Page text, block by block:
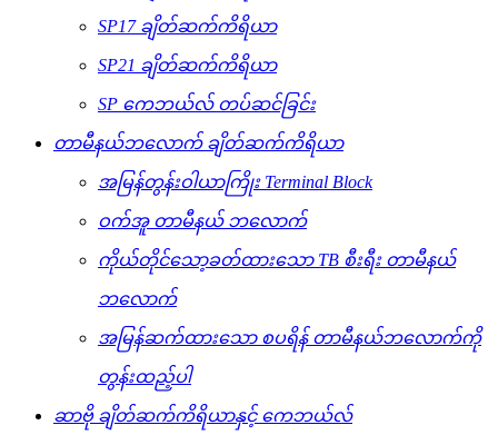
SP17 ချိတ်ဆက်ကိရိယာ
SP21 ချိတ်ဆက်ကိရိယာ
SP ကေဘယ်လ် တပ်ဆင်ခြင်း
တာမီနယ်ဘလောက် ချိတ်ဆက်ကိရိယာ
အမြန်တွန်းဝါယာကြိုး Terminal Block
ဝက်အူ တာမီနယ် ဘလောက်
ကိုယ်တိုင်သော့ခတ်ထားသော TB စီးရီး တာမီနယ်
ဘလောက်
အမြန်ဆက်ထားသော စပရိန် တာမီနယ်ဘလောက်ကို
တွန်းထည့်ပါ
ဆာဗို ချိတ်ဆက်ကိရိယာနှင့် ကေဘယ်လ်